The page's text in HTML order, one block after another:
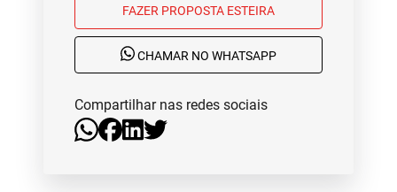
FAZER PROPOSTA ESTEIRA
CHAMAR NO WHATSAPP
Compartilhar nas redes sociais